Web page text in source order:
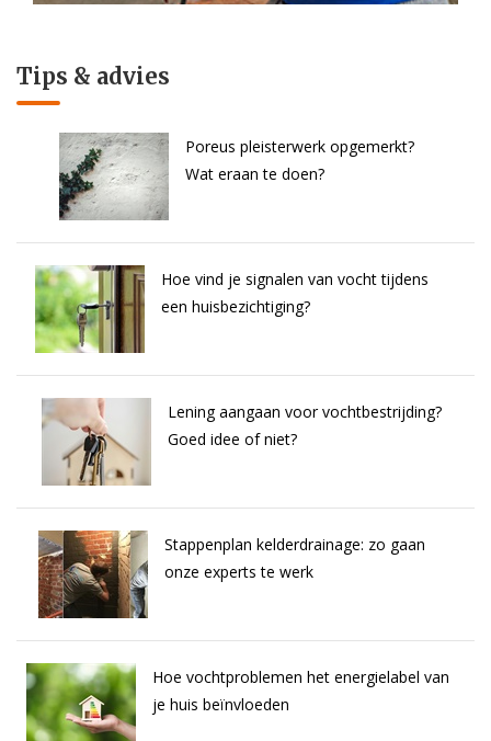
Tips & advies
Poreus pleisterwerk opgemerkt?
Wat eraan te doen?
Hoe vind je signalen van vocht tijdens
een huisbezichtiging?
Lening aangaan voor vochtbestrijding?
Goed idee of niet?
Stappenplan kelderdrainage: zo gaan
onze experts te werk
Hoe vochtproblemen het energielabel van
je huis beïnvloeden